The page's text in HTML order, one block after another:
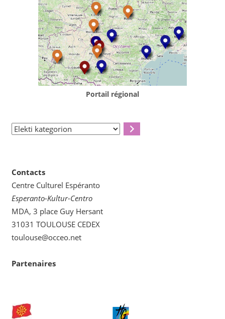
Portail régional
Elekti
Contacts
Centre Culturel Espéranto
Esperanto-Kultur-Centro
MDA, 3 place Guy Hersant
31031 TOULOUSE CEDEX
toulouse@occeo.net
Partenaires